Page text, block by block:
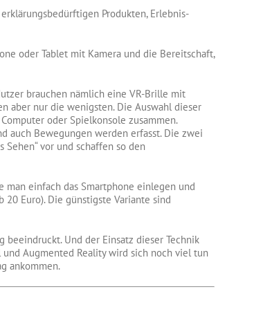
Produkten, Erlebnis-
oder Tablet mit Kamera und die Bereitschaft,
brauchen nämlich eine VR-Brille mit
aber nur die wenigsten. Die Auswahl dieser
oder Spielkonsole zusammen.
auch Bewegungen werden erfasst. Die zwei
vor und schaffen so den
einfach das Smartphone einlegen und
Euro). Die günstigste Variante sind
Und der Einsatz dieser Technik
Augmented Reality wird sich noch viel tun
ankommen.